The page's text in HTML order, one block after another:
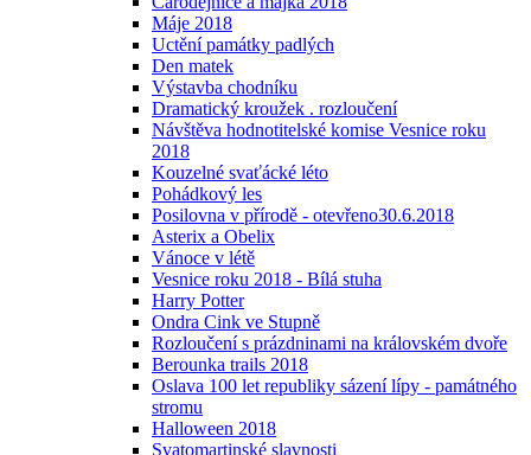
Máje 2018
Uctění památky padlých
Den matek
Výstavba chodníku
Dramatický kroužek . rozloučení
Návštěva hodnotitelské komise Vesnice roku
2018
Kouzelné svaťácké léto
Pohádkový les
Posilovna v přírodě - otevřeno30.6.2018
Asterix a Obelix
Vánoce v létě
Vesnice roku 2018 - Bílá stuha
Harry Potter
Ondra Cink ve Stupně
Rozloučení s prázdninami na královském dvoře
Berounka trails 2018
Oslava 100 let republiky sázení lípy - památného
stromu
Halloween 2018
Svatomartinské slavnosti